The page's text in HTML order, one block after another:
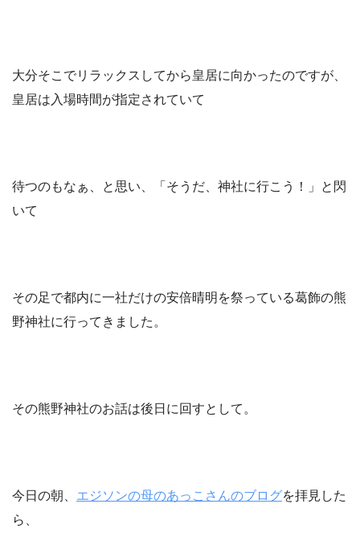
大分そこでリラックスしてから皇居に向かったのですが、
皇居は入場時間が指定されていて
待つのもなぁ、と思い、「そうだ、神社に行こう！」と閃
いて
その足で都内に一社だけの安倍晴明を祭っている葛飾の熊
野神社に行ってきました。
その熊野神社のお話は後日に回すとして。
今日の朝、 エジソンの母のあっこさんのブログを拝見した
ら、